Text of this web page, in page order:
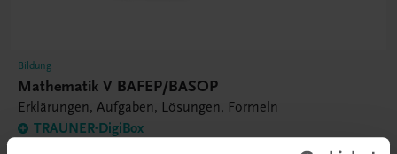
Bildung
Mathematik V BAFEP/BASOP
Erklärungen, Aufgaben, Lösungen, Formeln
TRAUNER-DigiBox